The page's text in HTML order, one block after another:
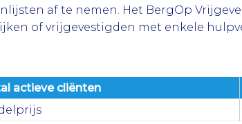
af te nemen. Het BergOp
of vrijgevestigden met enkele
actieve cliënten